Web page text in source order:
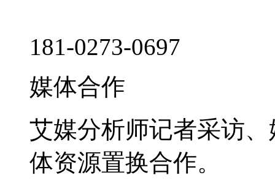
181-0273-0697
媒体合作
艾媒分析师记者采访
体资源置换合作。